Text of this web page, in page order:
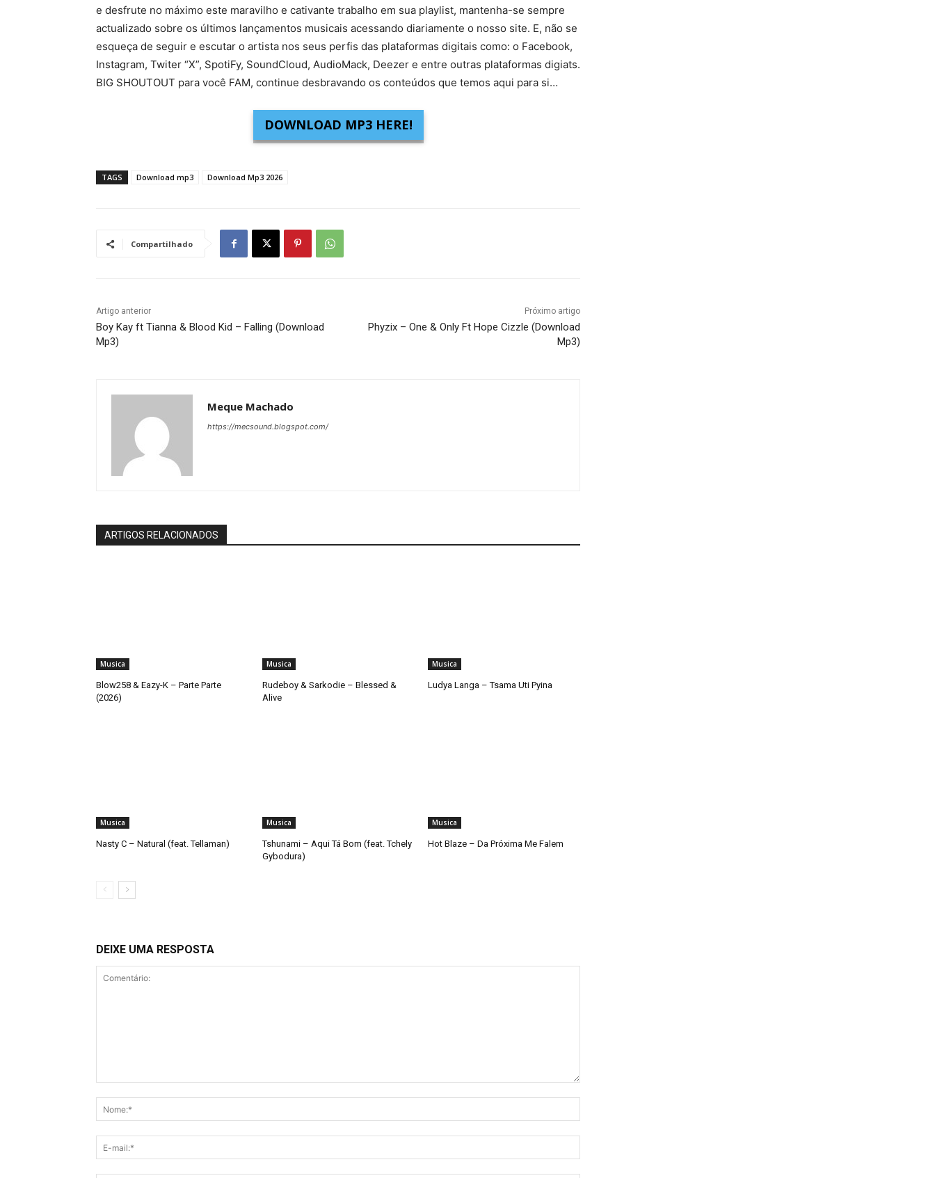
e desfrute no máximo este maravilho e cativante trabalho em sua playlist, mantenha-se sempre
actualizado sobre os últimos lançamentos musicais acessando diariamente o nosso site. E, não se
esqueça de seguir e escutar o artista nos seus perfis das plataformas digitais como: o Facebook,
Instagram, Twiter “X”, SpotiFy, SoundCloud, AudioMack, Deezer e entre outras plataformas digiats.
BIG SHOUTOUT para você FAM, continue desbravando os conteúdos que temos aqui para si…
DOWNLOAD MP3 HERE!
TAGS Download mp3 Download Mp3 2026
Compartilhado
Artigo anterior
Boy Kay ft Tianna & Blood Kid – Falling (Download
Mp3)
Próximo artigo
Phyzix – One & Only Ft Hope Cizzle (Download
Mp3)
Meque Machado
https://mecsound.blogspot.com/
ARTIGOS RELACIONADOS
Musica
Blow258 & Eazy-K – Parte Parte
(2026)
Musica
Rudeboy & Sarkodie – Blessed &
Alive
Musica
Ludya Langa – Tsama Uti Pyina
Musica
Nasty C – Natural (feat. Tellaman)
Musica
Tshunami – Aqui Tá Bom (feat. Tchely
Gybodura)
Musica
Hot Blaze – Da Próxima Me Falem
DEIXE UMA RESPOSTA
mail:*